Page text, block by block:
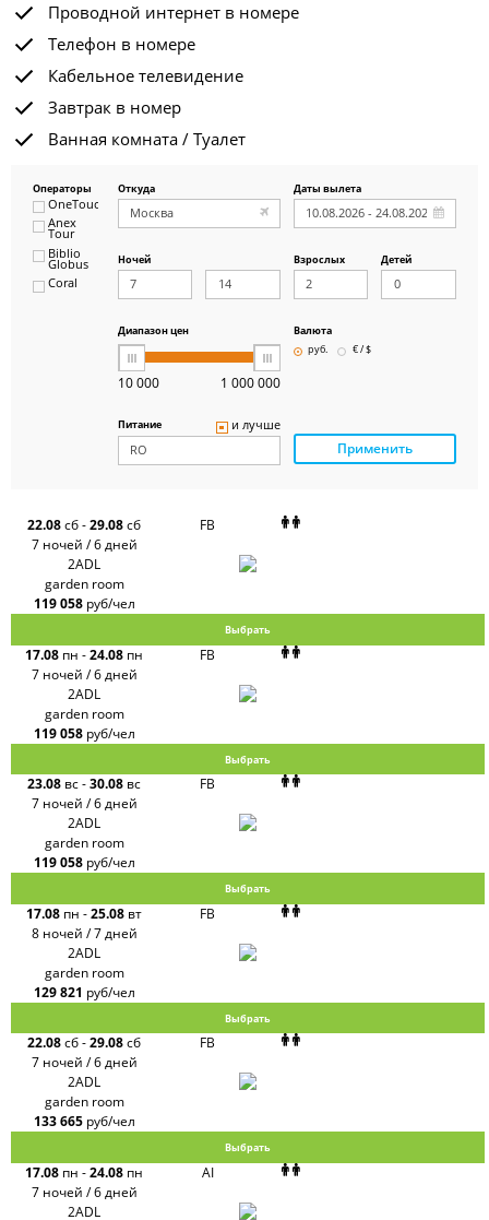
Проводной интернет в номере
Телефон в номере
Кабельное телевидение
Завтрак в номер
Ванная комната / Туалет
Операторы
OneTouch&Travel
Anex
Tour
Biblio
Globus
Coral
Alean
Sunmar
PlanTravel
FUN&SUN
ex TUI
Крымская
Волна
Russian
Интурист
Travelata
Откуда Даты вылета
Ночей Взрослых Детей
Диапазон цен
10 000 1 000 000
Валюта
руб.
€ / $
Питание и лучше
Применить
22.08сб-29.08сб
7 ночей / 6 дней
FB
2ADL
garden room
119 058 руб/чел
Выбрать
17.08 пн -24.08 пн
7 ночей / 6 дней
FB
2ADL
garden room
119 058 руб/чел
Выбрать
23.08 вс-30.08 вс
7 ночей / 6 дней
FB
2ADL
garden room
119 058 руб/чел
Выбрать
17.08 пн -25.08 вт
8 ночей / 7 дней
FB
2ADL
garden room
129 821 руб/чел
Выбрать
22.08сб-29.08сб
7 ночей / 6 дней
FB
2ADL
garden room
133 665 руб/чел
Выбрать
17.08 пн -24.08 пн
7 ночей / 6 дней
AI
2ADL